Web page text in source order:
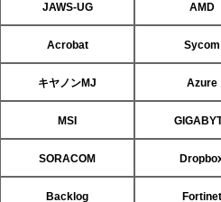
JAWS-UG AMD
Acrobat Sycom
キヤノンMJ Azure
MSI
SORACOM
Backlog Fortinet